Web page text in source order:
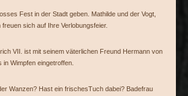
Fest in der Stadt geben. Mathilde und der Vogt,
freuen sich auf Ihre Verlobungsfeier.
VII. ist mit seinem väterlichen Freund Hermann von
Wimpfen eingetroffen.
Wanzen? Hast ein frischesTuch dabei? Badefrau